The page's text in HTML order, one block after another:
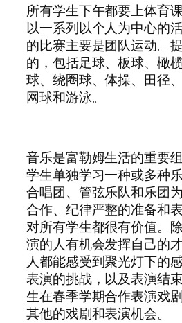
所有学生下午都要上体育
以一系列以个人为中心的
的比赛主要是团队运动。
的，包括足球、板球、橄
球、绕圈球、体操、田径
网球和游泳。
音乐是富勒姆生活的重要
学生单独学习一种或多种
合唱团、管弦乐队和乐团
合作、纪律严整的准备和
对所有学生都很有价值。
演的人有机会发挥自己的
人都能感受到聚光灯下的
表演的挑战，以及表演结
生在春季学期合作表演戏
其他的戏剧和表演机会。